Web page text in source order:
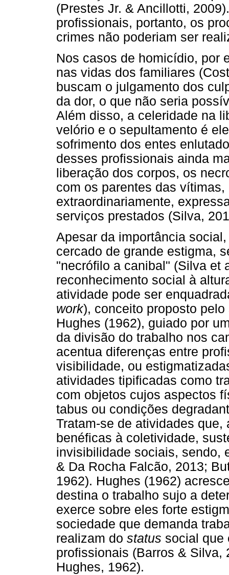
(Prestes Jr. & Ancillotti,
profissionais, portanto, os
crimes não poderiam ser
Nos casos de homicídio, por
nas vidas dos familiares
buscam o julgamento dos
da dor, o que não seria
Além disso, a celeridade na
velório e o sepultamento é
sofrimento dos entes
desses profissionais ainda
liberação dos corpos, os
com os parentes das
extraordinariamente,
serviços prestados (Silva,
Apesar da importância
cercado de grande estigma,
"necrófilo a canibal" (Silva et
reconhecimento social à
atividade pode ser
work), conceito proposto
Hughes (1962), guiado por
da divisão do trabalho nos
acentua diferenças entre
visibilidade, ou
atividades tipificadas como
com objetos cujos aspectos
tabus ou condições
Tratam-se de atividades
benéficas à coletividade,
invisibilidade sociais, sendo,
& Da Rocha Falcão, 2013;
1962). Hughes (1962)
destina o trabalho sujo a
exerce sobre eles forte
sociedade que demanda
realizam do status social que
profissionais (Barros & Silva,
Hughes, 1962).